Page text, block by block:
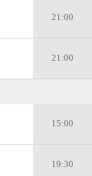
21:00
21:00
15:00
19:30